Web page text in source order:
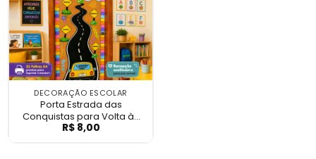
DECORAÇÃO ESCOLAR
Porta Estrada das
Conquistas para Volta às
Aulas
Porta Estrada das Conquistas para
R$8,00